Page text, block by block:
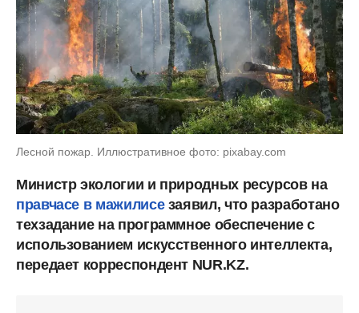
Лесной пожар. Иллюстративное фото: pixabay.com
Министр экологии и природных ресурсов на
правчасе в мажилисезаявил, что разработано
техзадание на программное обеспечение с
использованием искусственного интеллекта,
передает корреспондент NUR.KZ.